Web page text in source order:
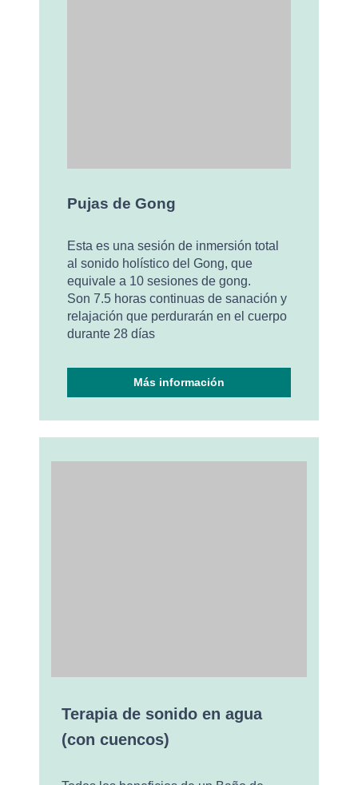
Pujas de Gong
Esta es una sesión de inmersión total
al sonido holístico del Gong, que
equivale a 10 sesiones de gong.
Son 7.5 horas continuas de sanación y
relajación que perdurarán en el cuerpo
durante 28 días
Terapia de sonido en agua
(con cuencos)
Más información